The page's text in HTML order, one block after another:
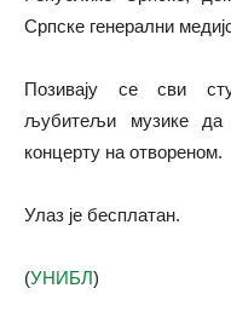
Српске генерални
Позивају се сви
љубитељи музике да
концерту на отвореном.
Улаз је бесплатан.
(УНИБЛ)